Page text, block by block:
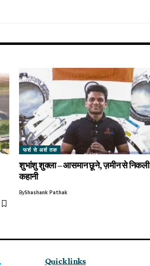
फर्श से अर्श तक
शुभांशु शुक्ला – आसमान छूने, ज़मीन से निकली
कहानी
ByShashank Pathak
Quick links